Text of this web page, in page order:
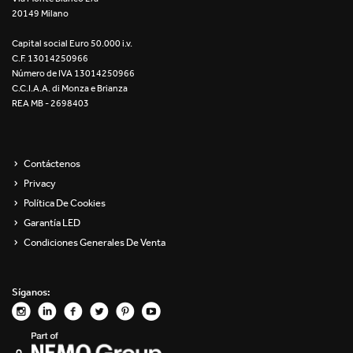
Re Low LED
Roll IOS
Unit 1X
Unit Channel
Unit Round
Yori Evo 48V
Yori Evo Box
20149 Milano
Capital social Euro 50.000 i.v.
C.F. 13014250966
Número de IVA 13014250966
C.C.I.A.A. di Monza e Brianza
REA MB - 2698403
Contáctenos
Privacy
Política De Cookies
Garantía LED
Condiciones Generales De Venta
Síganos: